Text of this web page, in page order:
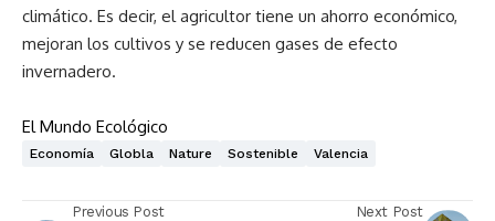
climático. Es decir, el agricultor tiene un ahorro económico,
mejoran los cultivos y se reducen gases de efecto
invernadero.
El Mundo Ecológico
Economía Globla Nature Sostenible Valencia
Previous Post Next Post